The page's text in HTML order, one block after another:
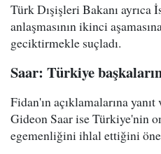
Türk Dışişleri Bakanı ayrıca
anlaşmasının ikinci
geciktirmekle suçladı.
Saar: Türkiye
Fidan'ın açıklamalarına
Gideon Saar ise Türkiye'nin
egemenliğini ihlal ettiğini